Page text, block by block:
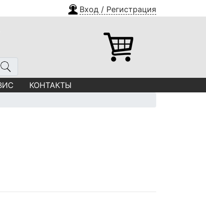
Вход / Регистрация
КОНТАКТЫ